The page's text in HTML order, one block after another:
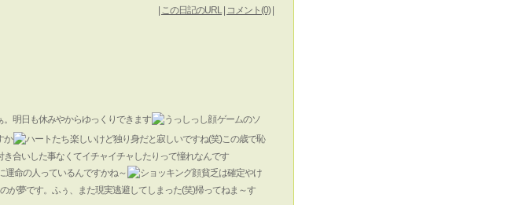
この日記のURL| コメント(0)|
明日も休みやからゆっくりできます
ゲームのソ
か
楽しいけど独り身だと寂しいですね(笑)この歳で恥
合いした事なくてイチャイチャしたりって憧れなんです
運命の人っているんですかね～
貧乏は確定やけ
が夢です。ふぅ、また現実逃避してしまった(笑)帰ってねま～す